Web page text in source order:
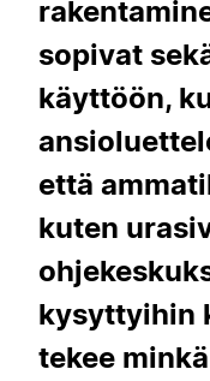
sopivat
käyttöön,
että
kuten
kysyttyihin
tekee